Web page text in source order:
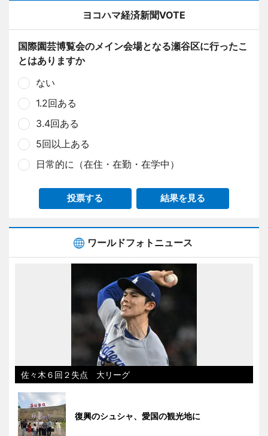
ヨコハマ経済新聞VOTE
国際園芸博覧会のメイン会場となる瀬谷区に行ったこ
とはありますか
ない
1.2回ある
3.4回ある
5回以上ある
日常的に（在住・在勤・在学中）
投票する 結果を見る
ワールドフォトニュース
佐々木６回２失点 大リーグ
復興のシュシャ、愛国の観光地に